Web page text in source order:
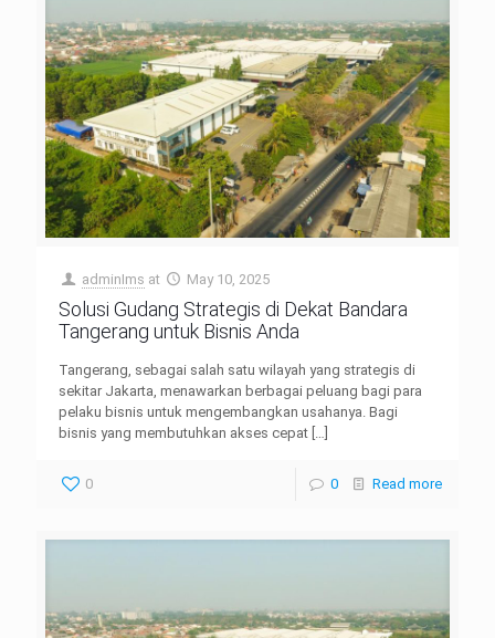
adminIms at May 10, 2025
Solusi Gudang Strategis di Dekat Bandara
Tangerang untuk Bisnis Anda
Tangerang, sebagai salah satu wilayah yang strategis di
sekitar Jakarta, menawarkan berbagai peluang bagi para
pelaku bisnis untuk mengembangkan usahanya. Bagi
bisnis yang membutuhkan akses cepat […]
0 0 Read more